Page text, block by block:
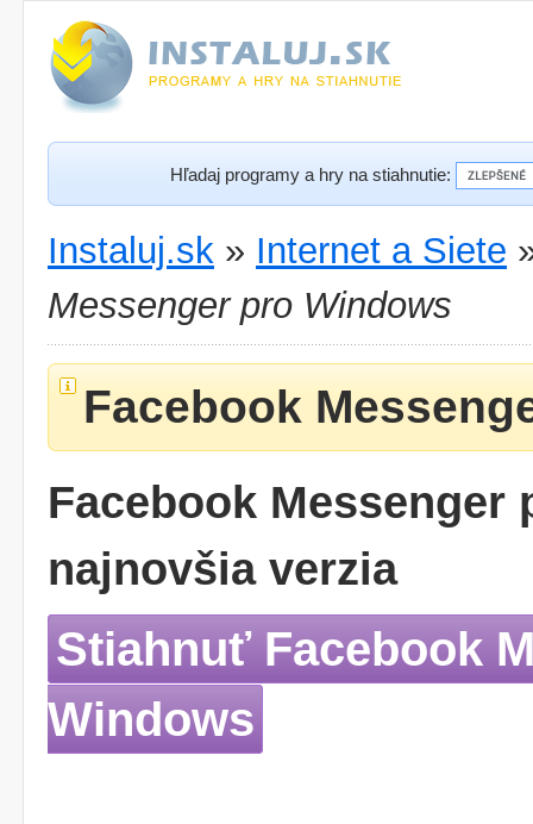
Hľadaj programy a hry na stiahnutie:
Instaluj.sk » Internet a Siete
Messenger pro Windows
Facebook
Facebook Messenger
najnovšia verzia
Stiahnuť Facebook
Windows